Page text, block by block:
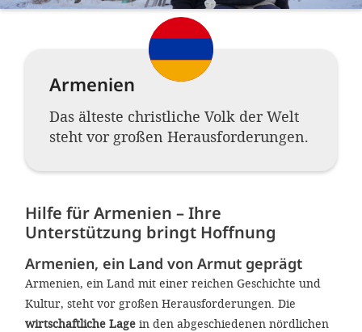
Armenien
Das älteste christliche Volk der Welt
steht vor großen Herausforderungen.
Hilfe für Armenien – Ihre
Unterstützung bringt Hoffnung
Armenien, ein Land von Armut geprägt
Armenien, ein Land mit einer reichen Geschichte und
Kultur, steht vor großen Herausforderungen. Die
wirtschaftliche Lage in den abgeschiedenen nördlichen
Neben
helfen
Online-